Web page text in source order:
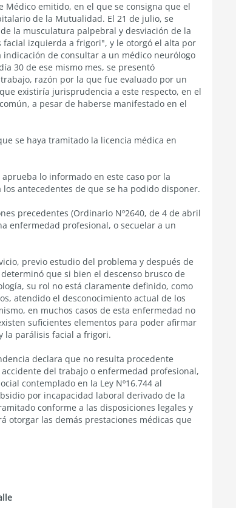
emitido, en el que se consigna que el
de la Mutualidad. El 21 de julio, se
la musculatura palpebral y desviación de la
izquierda a frigori", y le otorgó el alta por
de consultar a un médico neurólogo
30 de ese mismo mes, se presentó
razón por la que fue evaluado por un
existiría jurisprudencia a este respecto, en el
a pesar de haberse manifestado en el
se haya tramitado la licencia médica en
lo informado en este caso por la
antecedentes de que se ha podido disponer.
precedentes (Ordinario Nº2640, de 4 de abril
enfermedad profesional, o secuelar a un
previo estudio del problema y después de
que si bien el descenso brusco de
su rol no está claramente definido, como
atendido el desconocimiento actual de los
en muchos casos de esta enfermedad no
suficientes elementos para poder afirmar
la parálisis facial a frigori.
declara que no resulta procedente
del trabajo o enfermedad profesional,
contemplado en la Ley Nº16.744 al
por incapacidad laboral derivado de la
conforme a las disposiciones legales y
otorgar las demás prestaciones médicas que